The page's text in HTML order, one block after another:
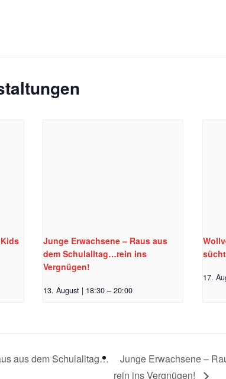
Junge Erwachsene – Raus aus
dem Schulalltag…rein ins
Vergnügen!
13. August | 18:30 – 20:00
17.
aus dem Schulalltag…
Junge Erwachsene –
rein ins Vergnügen!